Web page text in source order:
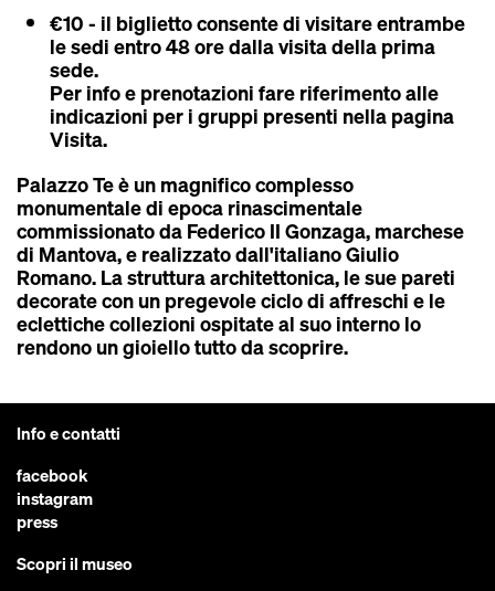
€10 - il biglietto consente di visitare entrambe
le sedi entro 48 ore dalla visita della prima
sede.
Per info e prenotazioni fare riferimento alle
indicazioni per i gruppi presenti nella pagina
Visita.
Palazzo Te è un magnificocomplesso
monumentale di epoca rinascimentale
commissionato da Federico II Gonzaga, marchese
di Mantova, e realizzato dall'italiano Giulio
Romano. La struttura architettonica, le sue pareti
decorate con un pregevole ciclo di affreschi e le
eclettiche collezioni ospitate al suo interno lo
rendono un gioiello tutto da scoprire.
Info e contatti
facebook
instagram
press
Scopri il museo